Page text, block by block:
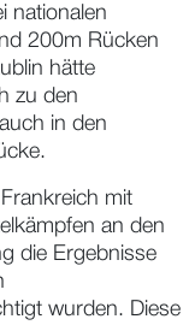
nationalen
200m Rücken
hätte
zu den
in den
mit
an den
die Ergebnisse
wurden. Diese